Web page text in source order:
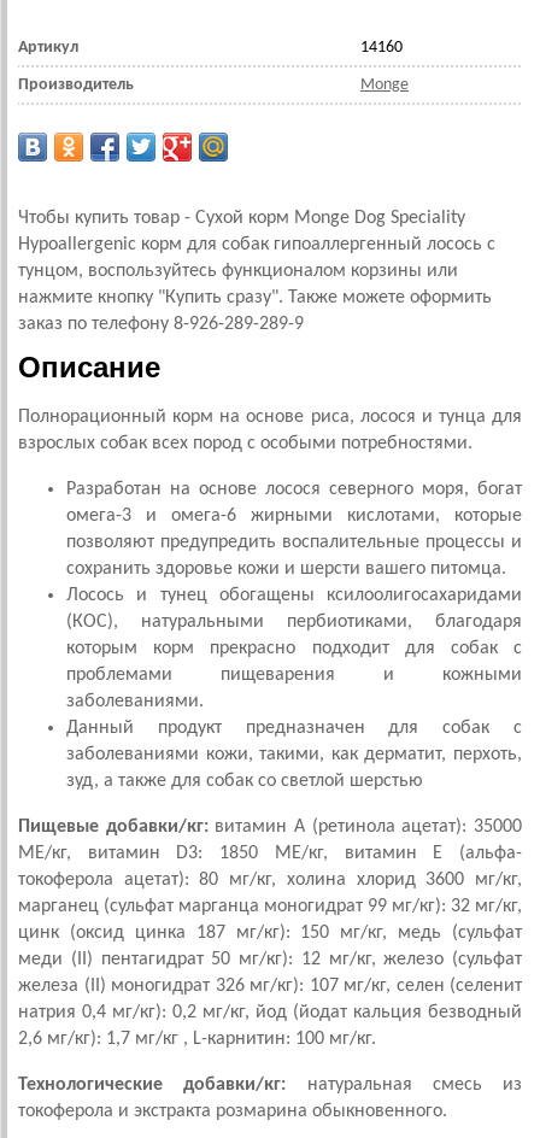
Артикул 14160
Производитель Monge
Чтобы купить товар - Сухой корм Monge Dog Speciality
Hypoallergenic корм для собак гипоаллергенный лосось с
тунцом, воспользуйтесь функционалом корзины или
нажмите кнопку "Купить сразу". Также можете оформить
заказ по телефону 8-926-289-289-9
Описание
Полнорационный корм на основе риса, лосося и тунца для
взрослых собак всех пород с особыми потребностями.
Разработан на основе лосося северного моря, богат
омега-3 и омега-6 жирными кислотами, которые
позволяют предупредить воспалительные процессы и
сохранить здоровье кожи и шерсти вашего питомца.
Лосось и тунец обогащены ксилоолигосахаридами
(КОС), натуральными пербиотиками, благодаря
которым корм прекрасно подходит для собак с
проблемами пищеварения и кожными
заболеваниями.
Данный продукт предназначен для собак с
заболеваниями кожи, такими, как дерматит, перхоть,
зуд, а также для собак со светлой шерстью
Пищевые добавки/кг:витамин А (ретинола ацетат): 35000
МЕ/кг, витамин D3: 1850 МЕ/кг, витамин Е (альфа-
токоферола ацетат): 80 мг/кг, холина хлорид 3600 мг/кг,
марганец (сульфат марганца моногидрат 99 мг/кг): 32 мг/кг,
цинк (оксид цинка 187 мг/кг): 150 мг/кг, медь (сульфат
меди (II) пентагидрат 50 мг/кг): 12 мг/кг, железо (сульфат
железа (II) моногидрат 326 мг/кг): 107 мг/кг, селен (селенит
натрия 0,4 мг/кг): 0,2 мг/кг, йод (йодат кальция безводный
2,6 мг/кг): 1,7 мг/кг , L-карнитин: 100 мг/кг.
Технологические добавки/кг: натуральная смесь из
токоферола и экстракта розмарина обыкновенного.